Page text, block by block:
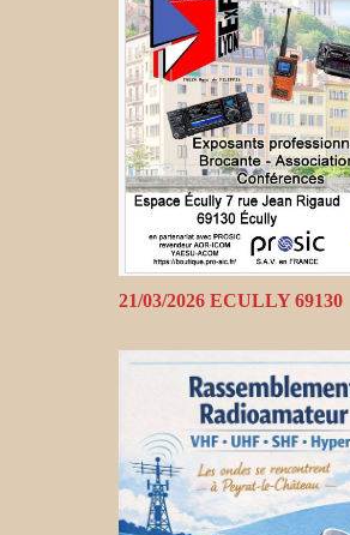
21/03/2026 ECULLY 69130